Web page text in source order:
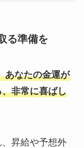
る準備を
あなたの金運が
非常に喜ばし
昇給や予想外